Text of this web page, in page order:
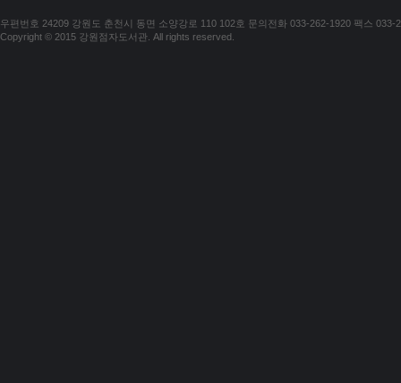
우편번호 24209 강원도 춘천시 동면 소양강로 110 102호 문의전화 033-262-1920 팩스 033-
Copyright © 2015 강원점자도서관. All rights reserved.